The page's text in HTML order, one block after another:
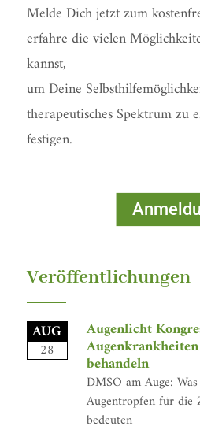
Melde Dich jetzt zum
erfahre die vielen
kannst,
um Deine
therapeutisches Spektrum zu
festigen.
Veröffentlichungen
AUG
28
Augenlicht
behandeln
DMSO am Auge:
Augentropfen für die
bedeuten